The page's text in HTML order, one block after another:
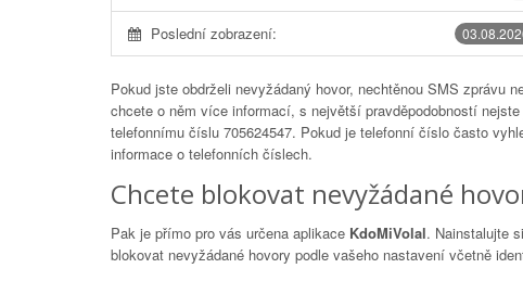
Poslední zobrazení:
Pokud jste obdrželi nevyžádaný hovor, nechtěnou SMS zprávu
chcete o něm více informací, s největší pravděpodobností
telefonnímu číslu 705624547. Pokud je telefonní číslo často
informace o telefonních číslech.
Chcete blokovat nevyžádané
Pak je přímo pro vás určena aplikace KdoMiVolal. Nainstalujte
blokovat nevyžádané hovory podle vašeho nastavení včetně